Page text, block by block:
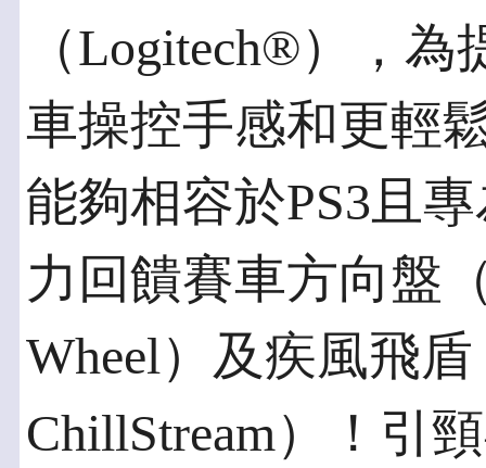
（Logitech®），
車操控手感和更輕
能夠相容於PS3且
力回饋賽車方向盤
Wheel）及疾風飛
ChillStream）！引